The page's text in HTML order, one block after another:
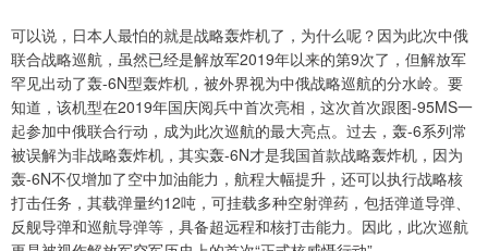
可以说，日本人最怕的就是战略轰炸机了，为什么呢？因为此次中俄
联合战略巡航，虽然已经是解放军2019年以来的第9次了，但解放军
罕见出动了轰-6N型轰炸机，被外界视为中俄战略巡航的分水岭。要
知道，该机型在2019年国庆阅兵中首次亮相，这次首次跟图-95MS一
起参加中俄联合行动，成为此次巡航的最大亮点。过去，轰-6系列常
被误解为非战略轰炸机，其实轰-6N才是我国首款战略轰炸机，因为
轰-6N不仅增加了空中加油能力，航程大幅提升，还可以执行战略核
打击任务，其载弹量约12吨，可挂载多种空射弹药，包括弹道导弹、
反舰导弹和巡航导弹等，具备超远程和核打击能力。因此，此次巡航